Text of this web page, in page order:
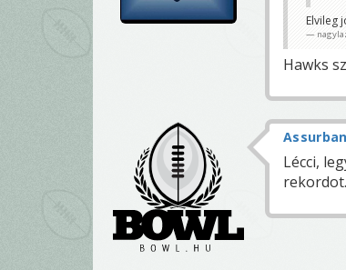
Elvileg
Hawks
Lécci,
rekordot.